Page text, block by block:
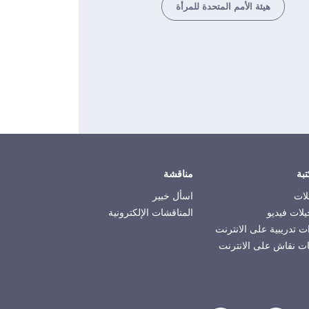
هيئة الأمم المتحدة للمرأة
فيديو
تدريبية على الانترنت
نقاش على الانترنت
مناقشة
اسأل خبير
المناقشات الإلكترونية